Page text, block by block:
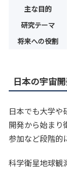
主な目的
研究テーマ
将来への役割
日本の宇宙
日本でも大学や
開発から始まり
参加など段階的
科学衛星地球観